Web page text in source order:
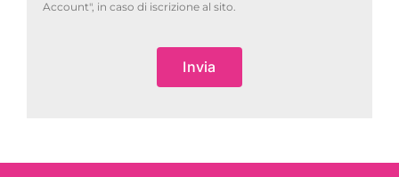
Account", in caso di iscrizione al sito.
Invia